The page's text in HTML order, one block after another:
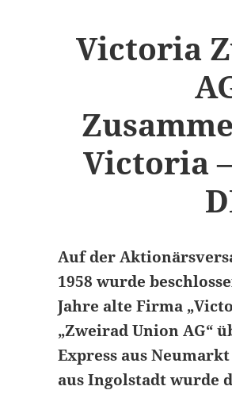
Victoria
Victoria
Auf der
1958 wurde
Jahre alte Firma
„Zweirad Union AG“
Express aus
aus Ingolstadt wurde